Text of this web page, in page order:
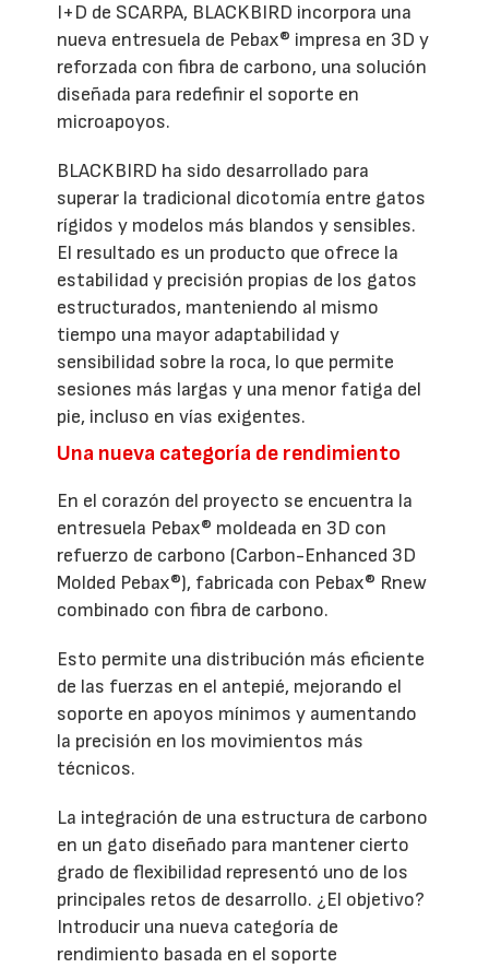
I+D de SCARPA, BLACKBIRD incorpora una
nueva entresuela de Pebax® impresa en 3D y
reforzada con fibra de carbono, una solución
diseñada para redefinir el soporte en
microapoyos.
BLACKBIRD ha sido desarrollado para
superar la tradicional dicotomía entre gatos
rígidos y modelos más blandos y sensibles.
El resultado es un producto que ofrece la
estabilidad y precisión propias de los gatos
estructurados, manteniendo al mismo
tiempo una mayor adaptabilidad y
sensibilidad sobre la roca, lo que permite
sesiones más largas y una menor fatiga del
pie, incluso en vías exigentes.
Una nueva categoría de rendimiento
En el corazón del proyecto se encuentra la
entresuela Pebax® moldeada en 3D con
refuerzo de carbono (Carbon-Enhanced 3D
Molded Pebax®), fabricada con Pebax® Rnew
combinado con fibra de carbono.
Esto permite una distribución más eficiente
de las fuerzas en el antepié, mejorando el
soporte en apoyos mínimos y aumentando
la precisión en los movimientos más
técnicos.
La integración de una estructura de carbono
en un gato diseñado para mantener cierto
grado de flexibilidad representó uno de los
principales retos de desarrollo. ¿El objetivo?
Introducir una nueva categoría de
rendimiento basada en el soporte